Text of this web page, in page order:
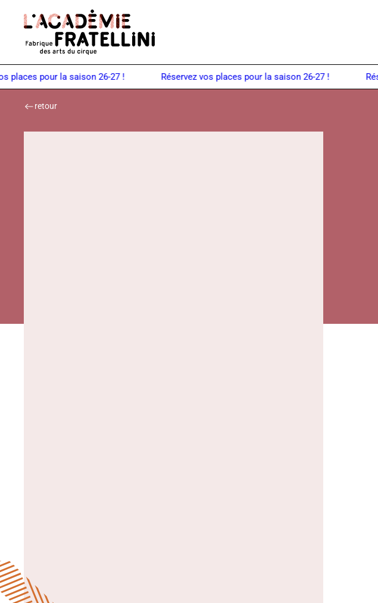
pour la saison 26-27 !
retour
Panneau de gestion des cookies